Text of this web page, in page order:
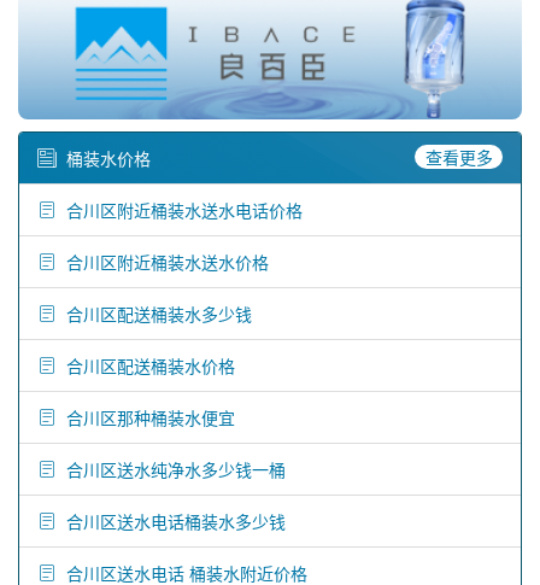
桶装水价格 查看更多
合川区附近桶装水送水电话价格
合川区附近桶装水送水价格
合川区配送桶装水多少钱
合川区配送桶装水价格
合川区那种桶装水便宜
合川区送水纯净水多少钱一桶
合川区送水电话桶装水多少钱
合川区送水电话 桶装水附近价格